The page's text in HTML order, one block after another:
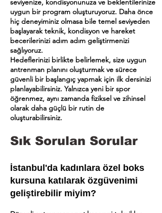
seviyenize, kondisyonunuza ve beklentilerinize
uygun bir program oluşturuyoruz. Daha önce
hiç deneyiminiz olmasa bile temel seviyeden
başlayarak teknik, kondisyon ve hareket
becerilerinizi adım adım geliştirmenizi
sağlıyoruz.
Hedeflerinizi birlikte belirlemek, size uygun
antrenman planını oluşturmak ve sürece
güvenli bir başlangıç yapmak için ilk dersinizi
planlayabilirsiniz. Yalnızca yeni bir spor
öğrenmez, aynı zamanda fiziksel ve zihinsel
olarak daha güçlü bir rutin de
oluşturabilirsiniz.
Sık Sorulan Sorular
İstanbul'da kadınlara özel boks
kursuna katılarak özgüvenimi
geliştirebilir miyim?